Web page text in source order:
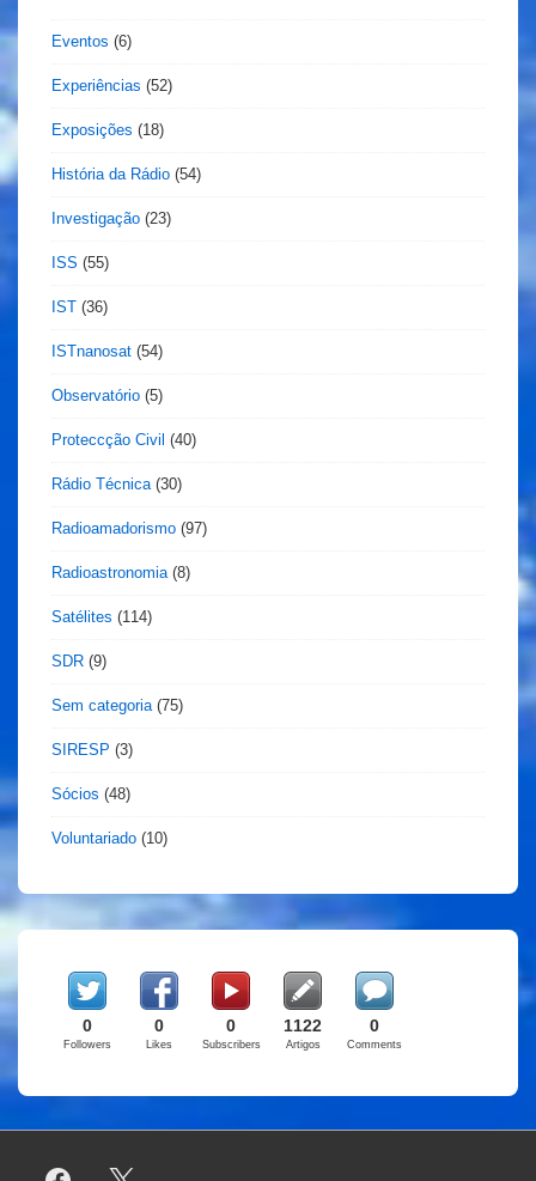
Eventos (6)
Experiências (52)
Exposições (18)
História da Rádio (54)
Investigação (23)
ISS (55)
IST (36)
ISTnanosat (54)
Observatório (5)
Proteccção Civil (40)
Rádio Técnica(30)
Radioamadorismo (97)
Radioastronomia(8)
Satélites (114)
SDR (9)
Sem categoria(75)
SIRESP (3)
Sócios (48)
Voluntariado (10)
0
Followers
0
Likes
0
Subscribers
1122
Artigos
0
Comments